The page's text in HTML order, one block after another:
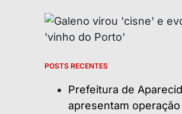
POSTS RECENTES
Prefeitura de
apresentam operação